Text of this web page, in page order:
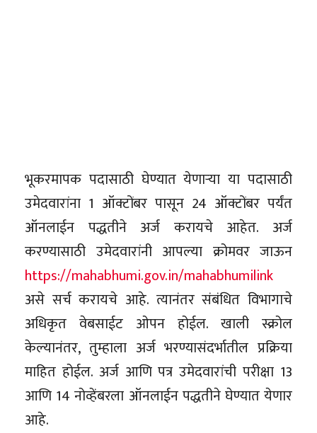
भूकरमापक पदासाठी घेण्यात येणाऱ्या या पदासाठी
उमेदवारांना 1 ऑक्टोंबर पासून 24 ऑक्टोंबर पर्यंत
ऑनलाईन पद्धतीने अर्ज करायचे आहेत. अर्ज
करण्यासाठी उमेदवारांनी आपल्या क्रोमवर जाऊन
https://mahabhumi.gov.in/mahabhumilink
असे सर्च करायचे आहे. त्यानंतर संबंधित विभागाचे
अधिकृत वेबसाईट ओपन होईल. खाली स्क्रोल
केल्यानंतर, तुम्हाला अर्ज भरण्यासंदर्भातील प्रक्रिया
माहित होईल. अर्ज आणि पत्र उमेदवारांची परीक्षा 13
आणि 14 नोव्हेंबरला ऑनलाईन पद्धतीने घेण्यात येणार
आहे.